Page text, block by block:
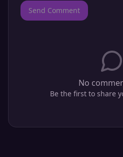
Send Comment
No
Be the first to share